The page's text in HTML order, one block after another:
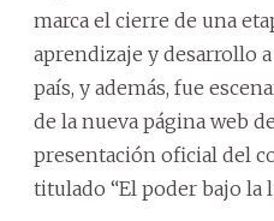
marca el cierre de una
aprendizaje y desarrollo
país, y además, fue
de la nueva página web
presentación oficial del
titulado “El poder bajo la